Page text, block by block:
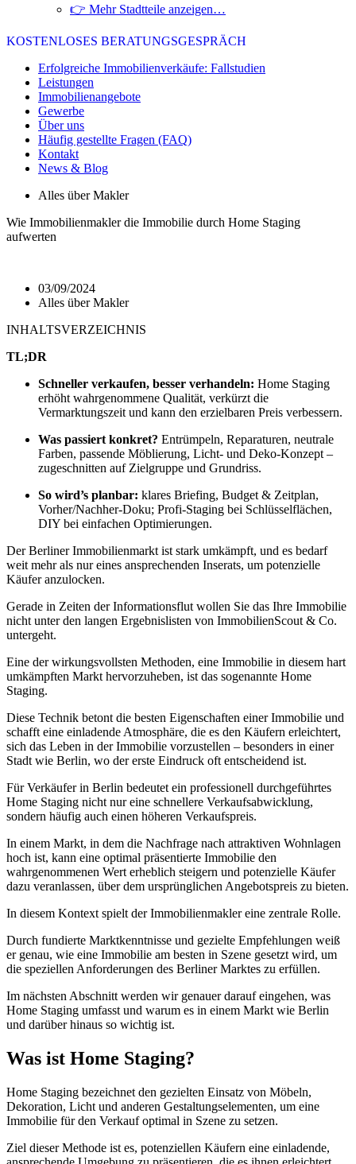
👉 Mehr Stadtteile anzeigen…
KOSTENLOSES BERATUNGSGESPRÄCH
Erfolgreiche Immobilienverkäufe: Fallstudien
Leistungen
Immobilienangebote
Gewerbe
Über uns
Häufig gestellte Fragen (FAQ)
Kontakt
News & Blog
Alles über Makler
Wie Immobilienmakler die Immobilie durch Home Staging
aufwerten
03/09/2024
Alles über Makler
INHALTSVERZEICHNIS
TL;DR
Schneller verkaufen, besser verhandeln: Home Staging
erhöht wahrgenommene Qualität, verkürzt die
Vermarktungszeit und kann den erzielbaren Preis verbessern.
Was passiert konkret? Entrümpeln, Reparaturen, neutrale
Farben, passende Möblierung, Licht- und Deko-Konzept –
zugeschnitten auf Zielgruppe und Grundriss.
So wird’s planbar: klares Briefing, Budget & Zeitplan,
Vorher/Nachher-Doku; Profi-Staging bei Schlüsselflächen,
DIY bei einfachen Optimierungen.
Der Berliner Immobilienmarkt ist stark umkämpft, und es bedarf
weit mehr als nur eines ansprechenden Inserats, um potenzielle
Käufer anzulocken.
Gerade in Zeiten der Informationsflut wollen Sie das Ihre Immobilie
nicht unter den langen Ergebnislisten von ImmobilienScout & Co.
untergeht.
Eine der wirkungsvollsten Methoden, eine Immobilie in diesem hart
umkämpften Markt hervorzuheben, ist das sogenannte Home
Staging.
Diese Technik betont die besten Eigenschaften einer Immobilie und
schafft eine einladende Atmosphäre, die es den Käufern erleichtert,
sich das Leben in der Immobilie vorzustellen – besonders in einer
Stadt wie Berlin, wo der erste Eindruck oft entscheidend ist.
Für Verkäufer in Berlin bedeutet ein professionell durchgeführtes
Home Staging nicht nur eine schnellere Verkaufsabwicklung,
sondern häufig auch einen höheren Verkaufspreis.
In einem Markt, in dem die Nachfrage nach attraktiven Wohnlagen
hoch ist, kann eine optimal präsentierte Immobilie den
wahrgenommenen Wert erheblich steigern und potenzielle Käufer
dazu veranlassen, über dem ursprünglichen Angebotspreis zu bieten.
In diesem Kontext spielt der Immobilienmakler eine zentrale Rolle.
Durch fundierte Marktkenntnisse und gezielte Empfehlungen weiß
er genau, wie eine Immobilie am besten in Szene gesetzt wird, um
die speziellen Anforderungen des Berliner Marktes zu erfüllen.
Im nächsten Abschnitt werden wir genauer darauf eingehen, was
Home Staging umfasst und warum es in einem Markt wie Berlin
und darüber hinaus so wichtig ist.
Was ist Home Staging?
Home Staging bezeichnet den gezielten Einsatz von Möbeln,
Dekoration, Licht und anderen Gestaltungselementen, um eine
Immobilie für den Verkauf optimal in Szene zu setzen.
Ziel dieser Methode ist es, potenziellen Käufern eine einladende,